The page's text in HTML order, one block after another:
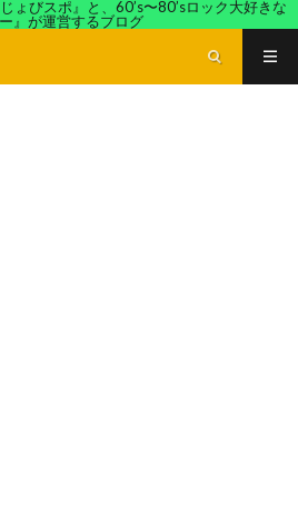
ょびスポ』と、60’s〜80’sロック大好きな
ー』が運営するブログ